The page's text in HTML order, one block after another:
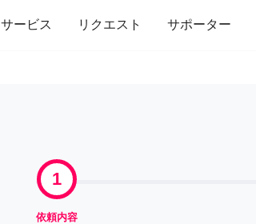
サービス リクエスト サポーター
家事 引っ越し インテリア 趣味
1
依頼内容